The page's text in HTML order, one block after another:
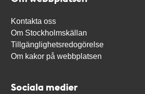
Kontakta oss
Om Stockholmskällan
Tillgänglighetsredogörelse
Om kakor på webbplatsen
Sociala medier